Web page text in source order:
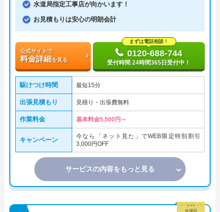
水道局指定工事店が向かいます！
お見積もりは安心の明朗会計
公式サイトで
料金詳細を見る
まずは電話相談！
0120-688-744
受付時間 24時間365日受付中！
駆けつけ時間 最短15分
出張見積もり 見積り・出張費無料
作業料金 基本料金5,500円～
キャンペーン
今なら「ネット見た」でWEB限定特別割引
3,000円OFF
サービスの内容をもっと見る